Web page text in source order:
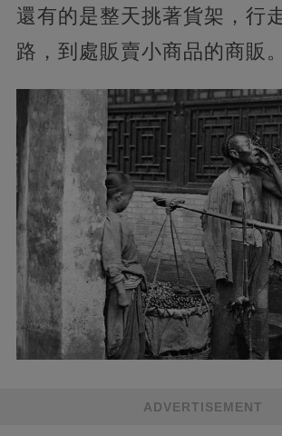
還有的是整天挑著貨架，行
路，到處販賣小商品的商販。
ADVERTISEMENT